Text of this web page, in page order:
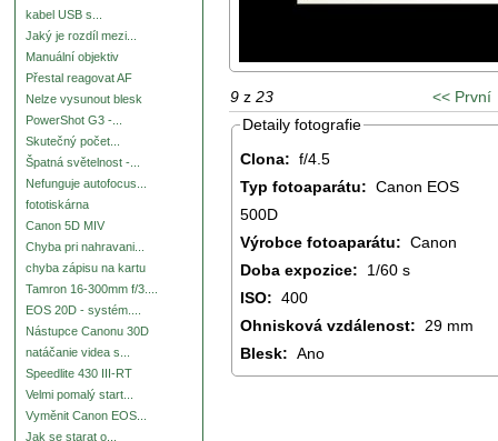
kabel USB s...
Jaký je rozdíl mezi...
Manuální objektiv
Přestal reagovat AF
Nelze vysunout blesk
PowerShot G3 -...
Skutečný počet...
Špatná světelnost -...
Nefunguje autofocus...
fototiskárna
Canon 5D MIV
Chyba pri nahravani...
chyba zápisu na kartu
Tamron 16-300mm f/3....
EOS 20D - systém....
Nástupce Canonu 30D
natáčanie videa s...
Speedlite 430 III-RT
Velmi pomalý start...
Vyměnit Canon EOS...
Jak se starat o...
9 z 23
<< První
Detaily fotografie
Clona: f/4.5
Typ fotoaparátu:
500D
Výrobce fotoaparátu: Canon
Doba expozice:
1/60 s
ISO: 400
Ohnisková vzdálenost:
29 mm
Blesk: Ano